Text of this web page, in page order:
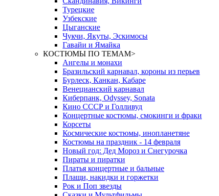
Турецкие
Узбекские
Цыганские
Чукчи, Якуты, Эскимосы
Гавайи и Ямайка
КОСТЮМЫ ПО ТЕМАМ>
Ангелы и монахи
Бразильский карнавал, короны из перьев
Бурлеск, Канкан, Кабаре
Венецианский карнавал
Киберпанк, Odyssey, Sonata
Кино СССР и Голливуд
Концертные костюмы, смокинги и фраки
Корсеты
Космические костюмы, инопланетяне
Костюмы на праздник - 14 февраля
Новый год: Дед Мороз и Снегурочка
Пираты и пиратки
Платья концертные и бальные
Плащи, накидки и горжетки
Рок и Поп звезды